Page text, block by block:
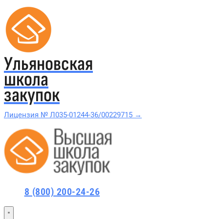
Ульяновская
школа
закупок
Лицензия № Л035-01244-36/00229715 →
Проверить в реестре Рособрнадзора →
Курсы по 44-ФЗ
Курсы по 223-ФЗ
8 (800) 200-24-26